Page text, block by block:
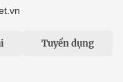
Tuyển dụng